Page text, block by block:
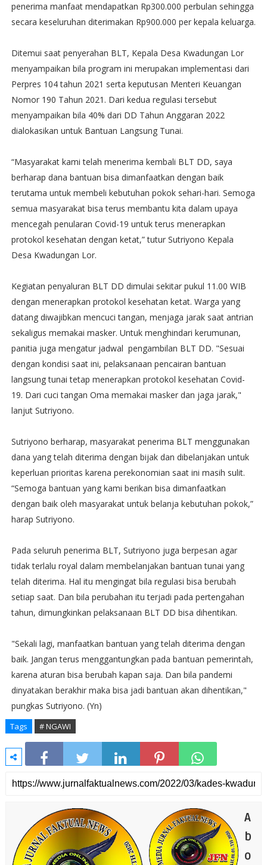
penerima manfaat mendapatkan Rp300.000 perbulan sehingga
secara keseluruhan diterimakan Rp900.000 per kepala keluarga.
Ditemui saat penyerahan BLT, Kepala Desa Kwadungan Lor
menyampaikan bila program ini merupakan implementasi dari
Perpres 104 tahun 2021 serta keputusan Menteri Keuangan
Nomor 190 Tahun 2021. Dari kedua regulasi tersebut
menyampaikan bila 40% dari DD Tahun Anggaran 2022
dialokasikan untuk Bantuan Langsung Tunai.
“Masyarakat kami telah menerima kembali BLT DD, saya
berharap dana bantuan bisa dimanfaatkan dengan baik
terutama untuk membeli kebutuhan pokok sehari-hari. Semoga
semua masyarakat bisa terus membantu kita dalam upaya
mencegah penularan Covid-19 untuk terus menerapkan
protokol kesehatan dengan ketat,” tutur Sutriyono Kepala
Desa Kwadungan Lor.
Kegiatan penyaluran BLT DD dimulai sekitar pukul 11.00 WIB
dengan menerapkan protokol kesehatan ketat. Warga yang
datang diwajibkan mencuci tangan, menjaga jarak saat antrian
sekaligus memakai masker. Untuk menghindari kerumunan,
panitia juga mengatur jadwal pengambilan BLT DD. "Sesuai
dengan kondisi saat ini, pelaksanaan pencairan bantuan
langsung tunai tetap menerapkan protokol kesehatan Covid-
19. Dari cuci tangan Oma memakai masker dan jaga jarak,"
lanjut Sutriyono.
Sutriyono berharap, masyarakat penerima BLT menggunakan
dana yang telah diterima dengan bijak dan dibelanjakan untuk
keperluan prioritas karena perekonomian saat ini masih sulit.
“Semoga bantuan yang kami berikan bisa dimanfaatkan
dengan baik oleh masyarakat untuk belanja kebutuhan pokok,”
harap Sutriyono.
Pada seluruh penerima BLT, Sutriyono juga berpesan agar
tidak terlalu royal dalam membelanjakan bantuan tunai yang
telah diterima. Hal itu mengingat bila regulasi bisa berubah
setiap saat. Dan bila perubahan itu terjadi pada pertengahan
tahun, dimungkinkan pelaksanaan BLT DD bisa dihentikan.
"Sekali lagi, manfaatkan bantuan yang telah diterima dengan
baik. Jangan terus menggantungkan pada bantuan pemerintah,
karena aturan bisa berubah kapan saja. Dan bila pandemi
dinyatakan berakhir maka bisa jadi bantuan akan dihentikan,"
pungkas Sutriyono. (Yn)
Tags # NGAWI
A
b
o